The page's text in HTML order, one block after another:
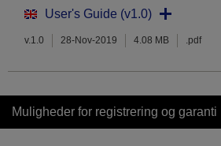
User's Guide (v1.0)
v.1.0 28-Nov-2019 4.08 MB .pdf
Muligheder for registrering og garanti